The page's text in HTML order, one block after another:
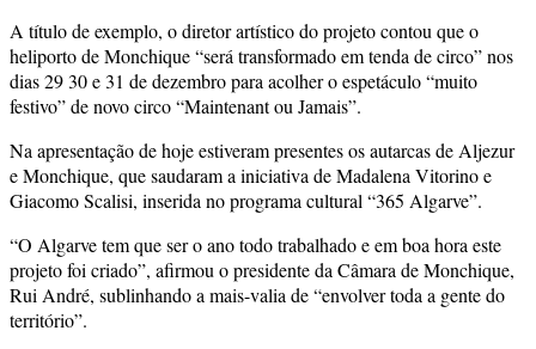
A título de exemplo, o diretor artístico do projeto contou que o
heliporto de Monchique “será transformado em tenda de circo” nos
dias 29 30 e 31 de dezembro para acolher o espetáculo “muito
festivo” de novo circo “Maintenant ou Jamais”.
Na apresentação de hoje estiveram presentes os autarcas de Aljezur
e Monchique, que saudaram a iniciativa de Madalena Vitorino e
Giacomo Scalisi, inserida no programa cultural “365 Algarve”.
“O Algarve tem que ser o ano todo trabalhado e em boa hora este
projeto foi criado”, afirmou o presidente da Câmara de Monchique,
Rui André, sublinhando a mais-valia de “envolver toda a gente do
território”.